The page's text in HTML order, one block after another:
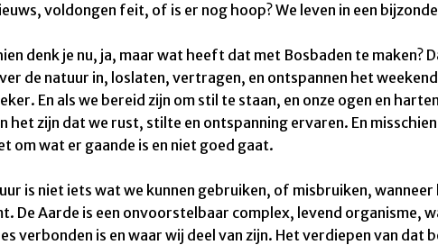
voldongen feit, of is er nog hoop?We leven in een
denk je nu, ja, maar wat heeft dat met Bosbaden te maken?
de natuur in, loslaten, vertragen, en ontspannen het weekend
En a ls we bereid zijn om stil te staan, en onze ogen en
het zijn dat we rust, stilte en ontspanning ervaren. En
om wat er gaande is en niet goed gaat.
is niet iets wat we kunnen gebruiken, of misbruiken, wanneer
De Aarde is een onvoorstelbaar complex, levend organisme,
verbonden is en waar wij deel van zijn. Het verdiepen van dat